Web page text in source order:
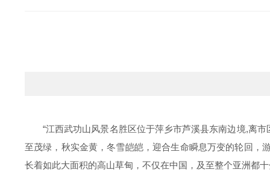
“江西武功山风景名胜区位于萍乡市芦溪县东南边境,离
至茂绿，秋实金黄，冬雪皑皑，迎合生命瞬息万变的轮回，
长着如此大面积的高山草甸，不仅在中国，及至整个亚洲都